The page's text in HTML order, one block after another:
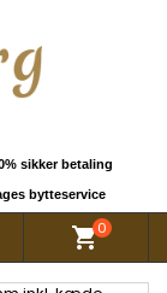
sikker betaling
bytteservice
shopping_cart0